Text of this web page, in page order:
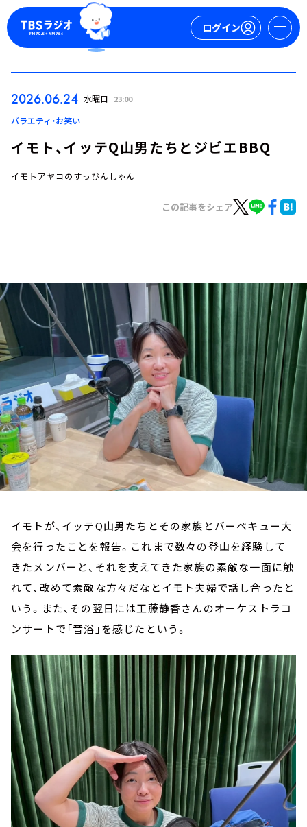
ログイン
ログイン
トピックス
TBS Podcast
お知らせ
イベント・グッズ
YouTube
会社情報
2026.06.24 水曜日 23:00
バラエティ・お笑い
イモト、イッテQ山男たちとジビエBBQ
イモトアヤコのすっぴんしゃん
この記事をシェア
イモトが、イッテQ山男たちとその家族とバーベキュー大
会を行ったことを報告。これまで数々の登山を経験して
きたメンバーと、それを支えてきた家族の素敵な一面に触
れて、改めて素敵な方々だなとイモト夫婦で話し合ったと
いう。また、その翌日には工藤静香さんのオーケストラコ
ンサートで「音浴」を感じたという。